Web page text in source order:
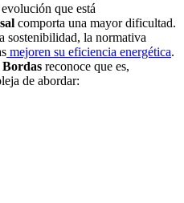
que está
comporta una mayor dificultad.
sostenibilidad, la normativa
mejoren su eficiencia energética.
Bordas reconoce que es,
de abordar: